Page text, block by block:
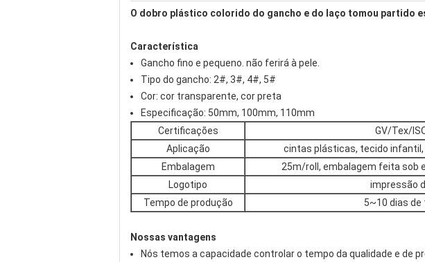
O dobro plástico colorido do gancho e do laço tomou partido
Característica
Gancho fino e pequeno. não ferirá à pele.
Tipo do gancho: 2#, 3#, 4#, 5#
Cor: cor transparente, cor preta
Especificação: 50mm, 100mm, 110mm
Certificações
GV/Tex/
Aplicação
cintas plásticas, tecido
Embalagem
25m/roll, embalagem feita sob
Logotipo
impressão
Tempo de produção
5~10 dias de
Nossas vantagens
Nós temos a capacidade controlar o tempo da qualidade e de